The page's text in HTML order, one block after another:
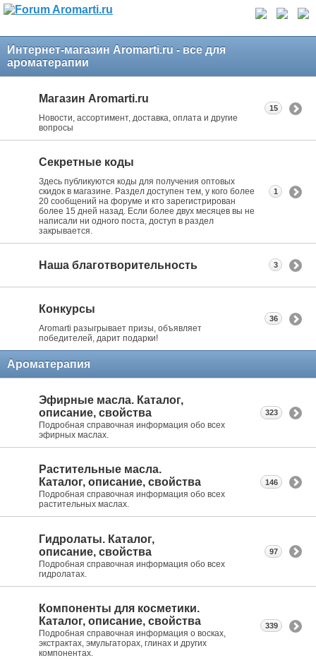
Интернет-магазин Aromarti.ru - все для
ароматерапии
Магазин Aromarti.ru
Новости, ассортимент, доставка, оплата и другие
вопросы
15
Секретные коды
Здесь публикуются коды для получения оптовых
скидок в магазине. Раздел доступен тем, у кого более
20 сообщений на форуме и кто зарегистрирован
более 15 дней назад. Если более двух месяцев вы не
написали ни одного поста, доступ в раздел
закрывается.
1
Наша благотворительность 3
Конкурсы
Aromarti разыгрывает призы, объявляет
победителей, дарит подарки!
36
Ароматерапия
Эфирные масла. Каталог,
описание, свойства
Подробная справочная информация обо всех
эфирных маслах.
323
Растительные масла.
Каталог, описание, свойства
Подробная справочная информация обо всех
растительных маслах.
146
Гидролаты. Каталог,
описание, свойства
Подробная справочная информация обо всех
гидролатах.
97
Компоненты для косметики.
Каталог, описание, свойства
Подробная справочная информация о восках,
экстрактах, эмульгаторах, глинах и других
компонентах.
339